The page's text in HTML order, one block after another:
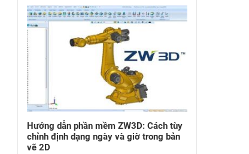
Hướng dẫn phần mềm ZW3D: Cách tùy
chỉnh định dạng ngày và giờ trong bản
vẽ 2D